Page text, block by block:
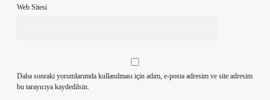
Web Sitesi
Daha sonraki yorumlarımda kullanılması için adım, e-posta adresim ve site adresim
bu tarayıcıya kaydedilsin.